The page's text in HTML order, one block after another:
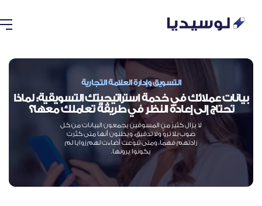
التسويق وإدارة العلامة التجارية
بيانات عملائك في خدمة استراتيجيتك التسويقية: لماذا
تحتاج إلى إعادة النظر في طريقة تعاملك معها؟
لا يزال كثيرٌ من المسوقين يجمعون البيانات من كل
صوبٍ بلا تروٍّ ولا تدقيق، ويظنون أنها متى كثُرت
زادتهم فهمًا، ومتى تنوّعت أضاءت لهم زوايا لم
يكونوا يرونها.